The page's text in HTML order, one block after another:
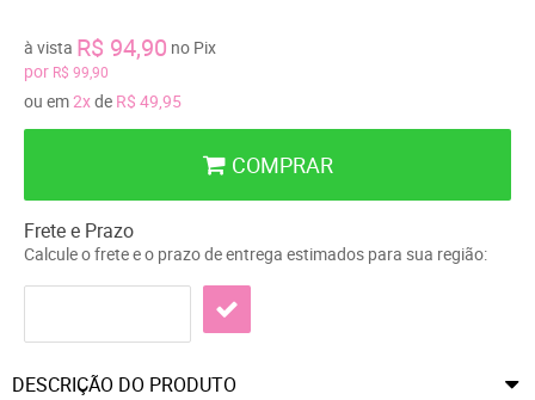
por R$ 99,90
à vista R$ 94,90 no Pix
ou em2xde R$ 49,95
COMPRAR
Frete e Prazo
Calcule o frete e o prazo de entrega estimados para sua região:
DESCRIÇÃO DO PRODUTO